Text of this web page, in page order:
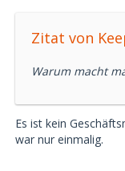
Netz -> Betrug
(Motiv, Qualität
Sofern sie das
sofern es wg
Dann ist es kein
der Käufer kann
Zitat von
Warum macht
Es ist kein
war nur einmalig.